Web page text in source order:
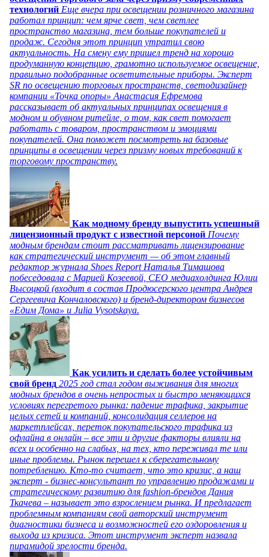
технологий Еще вчера при освещении розничного магазина
работал принцип: чем ярче свет, чем светлее
пространство магазина, тем больше покупателей и
продаж. Сегодня этот принцип утратил свою
актуальность. На смену ему пришел тренд на хорошо
продуманную концепцию, грамотно используемое освещение,
правильно подобранные осветительные приборы. Эксперт
SR по освещению торговых пространств, светодизайнер
компании «Точка опоры» Анастасия Ефремова
рассказывает об актуальных принципах освещения в
модном и обувном ритейле, о том, как свет помогает
работать с товаром, пространством и эмоциями
покупателей. Она поможет посмотреть на базовые
принципы в освещении через призму новых требований к
торговому пространству.
Как модному бренду выпустить успешный
лицензионный продукт с известной персоной Почему
модным брендам стоит рассматривать лицензирование
как стратегический инструмент — об этом главный
редактор журнала Shoes Report Наталья Тимашова
побеседовала с Марией Козеевой, СЕО медиахолдинга Юлии
Высоцкой (входит в состав Продюсерского центра Андрея
Сергеевича Кончаловского) и бренд-директором бизнесов
«Едим Дома» и Julia Vysotskaya.
Как усилить и сделать более устойчивым
свой бренд 2025 год стал годом выживания для многих
модных брендов в очень непростых и быстро меняющихся
условиях перегретого рынка: падение трафика, закрытие
целых сетей и компаний, консолидация селлеров на
маркетплейсах, переток покупательского трафика из
офлайна в онлайн – все эти и другие факторы влияли на
всех и особенно на слабых, на тех, кто переживал те или
иные проблемы. Рынок перешел к сберегательному
потреблению. Кто-то считает, что это кризис, а наш
эксперт - бизнес-консультант по управлению продажами и
стратегическому развитию для fashion-брендов Дания
Ткачева – называет это взрослением рынка. И предлагает
проблемным компаниям свой авторский инструмент
диагностики бизнеса и возможностей его оздоровления и
выхода из кризиса. Этот инструмент эксперт назвала
пирамидой зрелости бренда.